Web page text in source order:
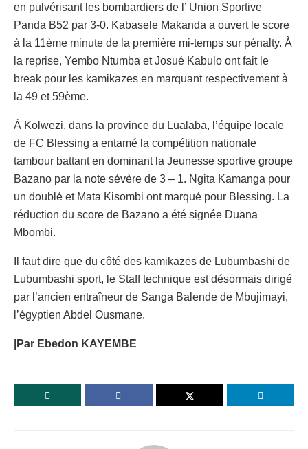
en pulvérisant les bombardiers de l’ Union Sportive
Panda B52 par 3-0. Kabasele Makanda a ouvert le score
à la 11ème minute de la première mi-temps sur pénalty. À
la reprise, Yembo Ntumba et Josué Kabulo ont fait le
break pour les kamikazes en marquant respectivement à
la 49 et 59ème.
À Kolwezi, dans la province du Lualaba, l’équipe locale
de FC Blessing a entamé la compétition nationale
tambour battant en dominant la Jeunesse sportive groupe
Bazano par la note sévère de 3 – 1. Ngita Kamanga pour
un doublé et Mata Kisombi ont marqué pour Blessing. La
réduction du score de Bazano a été signée Duana
Mbombi.
Il faut dire que du côté des kamikazes de Lubumbashi de
Lubumbashi sport, le Staff technique est désormais dirigé
par l’ancien entraîneur de Sanga Balende de Mbujimayi,
l’égyptien Abdel Ousmane.
|Par Ebedon KAYEMBE